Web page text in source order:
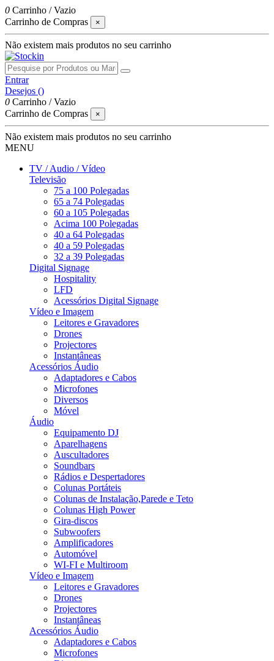
0 Carrinho /Vazio
Carrinho de Compras
×
Não existem mais produtos no seu carrinho
Entrar
Desejos ()
0 Carrinho /Vazio
Carrinho de Compras
×
Não existem mais produtos no seu carrinho
MENU
TV / Audio / Vídeo
Televisão
75 a 100 Polegadas
65 a 74 Polegadas
60 a 105 Polegadas
Acima 100 Polegadas
40 a 64 Polegadas
40 a 59 Polegadas
32 a 39 Polegadas
Digital Signage
Hospitality
LFD
Acessórios Digital Signage
Vídeo e Imagem
Leitores e Gravadores
Drones
Projectores
Instantâneas
Acessórios Áudio
Adaptadores e Cabos
Microfones
Diversos
Móvel
Áudio
Equipamento DJ
Aparelhagens
Auscultadores
Soundbars
Rádios e Despertadores
Colunas Portáteis
Colunas de Instalação,Parede e Teto
Colunas High Power
Gira-discos
Subwoofers
Amplificadores
Automóvel
WI-FI e Multiroom
Vídeo e Imagem
Leitores e Gravadores
Drones
Projectores
Instantâneas
Acessórios Áudio
Adaptadores e Cabos
Microfones